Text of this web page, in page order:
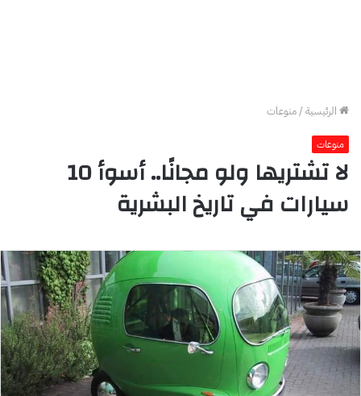
الرئيسية/منوعات
منوعات
لا تشتريها ولو مجانًا.. أسوأ 10
سيارات في تاريخ البشرية